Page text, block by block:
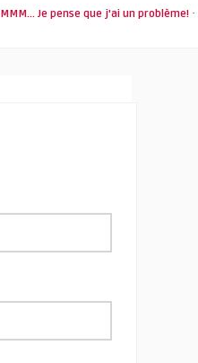
MMM... Je pense que j'ai un problème! ·